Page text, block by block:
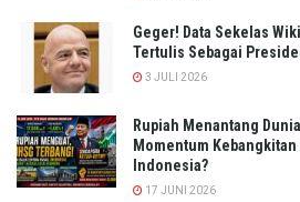
Geger! Data Sekelas
Tertulis Sebagai
3 JULI 2026
Rupiah Menantang
Momentum
Indonesia?
17 JUNI 2026